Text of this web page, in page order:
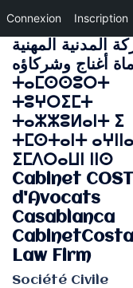
Connexion Inscription
Aller
au
contenu
المدنية المهنية
أغناج وشركاؤه
ⵜⴰⵎⵙⵙⵓⵔⵜ
ⵜⵓⵖⵔⵉⵎⵜ
ⵜⴰⵣⵣⵓⵍⴰⵏⵜ ⵉ
ⵜⵎⵙⵜⴰⵏⵜ
ⵉⵎⴷⵔⴰⵡⵏ ⵏⵏⵙ
Cabinet
d'Avocats
Casablanca
Law Firm
Société Civile